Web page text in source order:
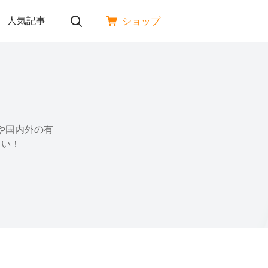
人気記事 ショップ
国内外の有
！